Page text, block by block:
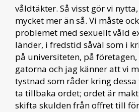
våldtäkter. Så visst gör vi
mycket mer än så. Vi måste
problemet med sexuellt våld
länder, i fredstid såväl som i
på universiteten, på
gatorna och jag känner att vi
tystnad som råder kring
ta tillbaka ordet; ordet är
skifta skulden från offret till